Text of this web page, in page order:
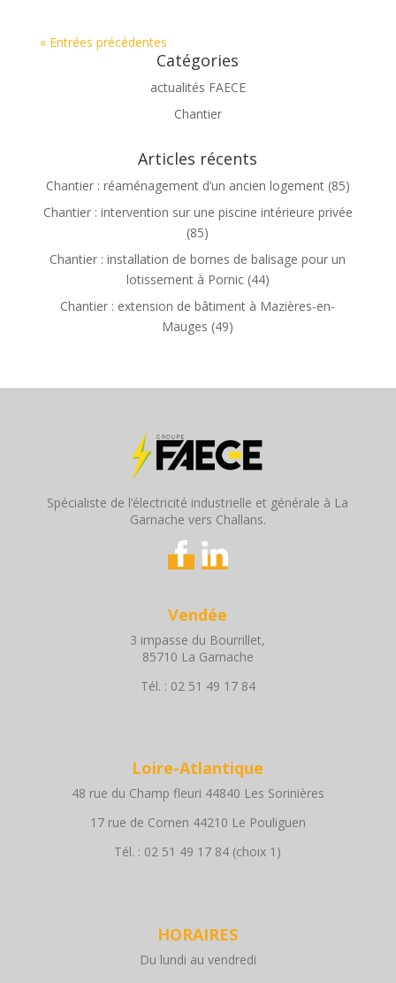
« Entrées précédentes
Catégories
actualités FAECE
Chantier
Articles récents
Chantier : réaménagement d’un ancien logement (85)
Chantier : intervention sur une piscine intérieure privée
(85)
Chantier : installation de bornes de balisage pour un
lotissement à Pornic (44)
Chantier : extension de bâtiment à Mazières-en-
Mauges (49)
Spécialiste de l’électricité industrielle et générale à La
Garnache vers Challans.
Vendée
3 impasse du Bourrillet,
85710 La Garnache
Tél. : 02 51 49 17 84
Loire-Atlantique
48 rue du Champ fleuri 44840 Les Sorinières
17 rue de Cornen 44210 Le Pouliguen
Tél. : 02 51 49 17 84 (choix 1)
HORAIRES
Du lundi au vendredi